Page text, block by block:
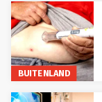
BUITENLAND